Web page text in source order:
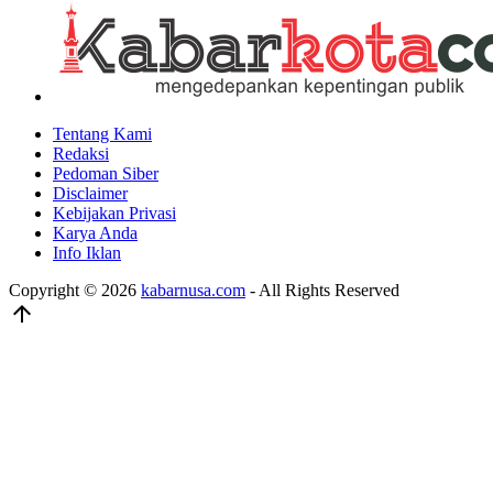
Tentang Kami
Redaksi
Pedoman Siber
Disclaimer
Kebijakan Privasi
Karya Anda
Info Iklan
Copyright © 2026 kabarnusa.com - All Rights Reserved
arrow_upward